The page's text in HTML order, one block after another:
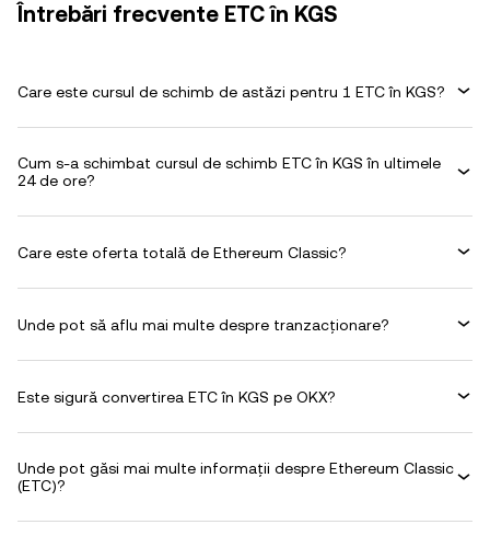
Întrebări frecvente ETC în KGS
Care este cursul de schimb de astăzi pentru 1 ETC în KGS?
Cum s-a schimbat cursul de schimb ETC în KGS în ultimele
24 de ore?
Care este oferta totală de Ethereum Classic?
Unde pot să aflu mai multe despre tranzacționare?
Este sigură convertirea ETC în KGS pe OKX?
Unde pot găsi mai multe informații despre Ethereum Classic
(ETC)?